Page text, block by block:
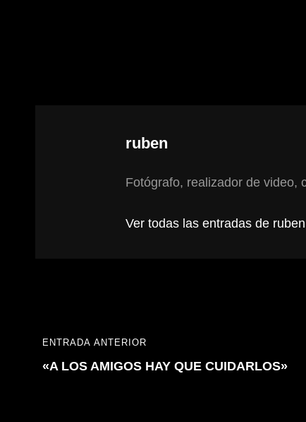
Autor:
ruben
Fotógrafo, realizador de video,
Ver todas las entradas de ruben
Navegación
de
ENTRADA
ANTERIOR
ENTRADA ANTERIOR
«A LOS AMIGOS HAY QUE CUIDARLOS»